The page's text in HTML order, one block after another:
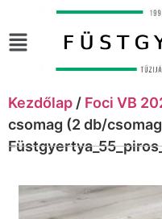
Kezdőlap / Foci VB
csomag (2 db/